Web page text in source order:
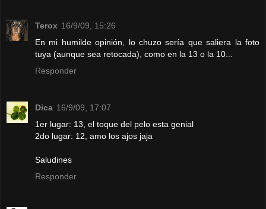
Terox 16/9/09, 15:26
En mi humilde opinión, lo chuzo sería que saliera la foto
tuya (aunque sea retocada), como en la 13 o la 10...
Responder
Dica 16/9/09, 17:07
1er lugar: 13, el toque del pelo esta genial
2do lugar: 12, amo los ajos jaja
Saludines
Responder